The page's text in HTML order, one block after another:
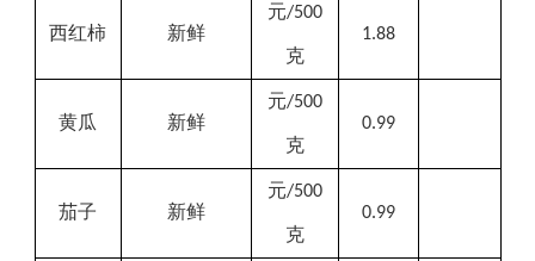
西红柿 新鲜
元/500
克
1.88
黄瓜 新鲜
元/500
克
0.99
茄子 新鲜
元/500
克
0.99